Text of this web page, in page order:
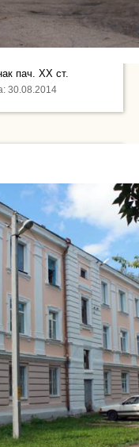
пач. ХХ ст.
30.08.2014